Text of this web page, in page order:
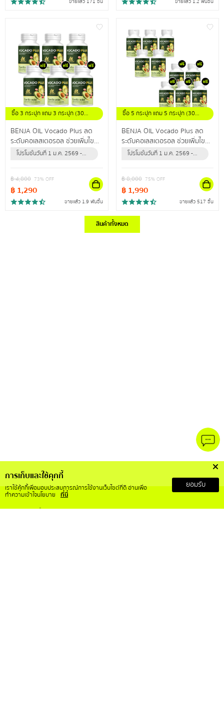
ซื้อ 3 กระปุก แถม 3 กระปุก (30
แคปซูล / กระปุก)
BENJA OIL Vocado Plus ลด
ระดับคอเลสเตอรอล ช่วยเพิ่มไข
มันดี ลดไขมันเลว ปรับลดความดัน
โปรโมชั่นวันที่ 1 ม.ค. 2569 -
฿4,800 73% OFF
฿1,290
ขายแล้ว 1.9 พันชิ้น
ซื้อ 5 กระปุก แถม 5 กระปุก (30
แคปซูล / กระปุก)
BENJA OIL Vocado Plus ลด
ระดับคอเลสเตอรอล ช่วยเพิ่มไข
มันดี ลดไขมันเลว ปรับลดความดัน
โปรโมชั่นวันที่ 1 ม.ค. 2569 -
฿8,000 75% OFF
฿1,990
ขายแล้ว 517 ชิ้น
สินค้าทั้งหมด
การเก็บและใช้คุกกี้
เราใช้คุ้กกี้เพื่อมอบประสบการณ์การใช้งานเว็บไซต์ที่ดี อ่านเพื่อ
ทำความเข้าใจนโยบาย ที่นี่
ยอมรับ